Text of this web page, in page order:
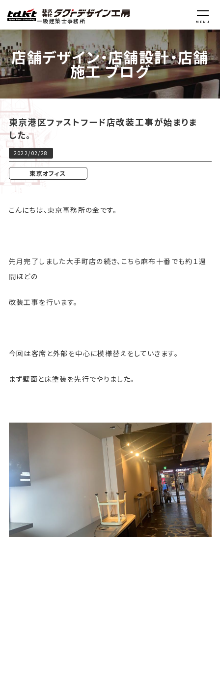
一級建築士事務所 MENU
店舗デザイン・店舗設計・店舗
施工 ブログ
東京港区ファストフード店改装工事が始まりま
した。
2022/02/28
東京オフィス
こんにちは、東京事務所の金です。
先月完了しました大手町店の続き、こちら麻布十番でも約１週
間ほどの
改装工事を行います。
今回は客席と外部を中心に模様替えをしていきます。
まず壁面と床塗装を先行でやりました。